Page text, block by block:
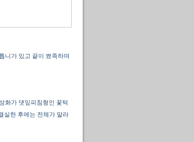
니가 있고 끝이 뾰족하며
화가 댓잎피침형인 꽃턱
실한 후에는 전체가 말라